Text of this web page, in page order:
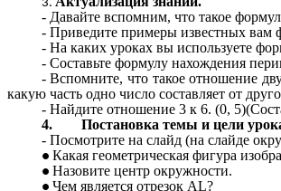
- Давайте вспомним, что такое
- Приведите примеры известных вам
- На каких уроках вы используете
- Составьте формулу нахождения
- Вспомните, что такое отношение
какую часть одно число составляет от
- Найдите отношение 3 к 6. (0,
4.
Постановка темы и цели
- Посмотрите на слайд (на слайде
Какая геометрическая фигура
Назовите центр окружности.
Чем является отрезок АL?